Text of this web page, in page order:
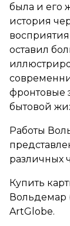
была и его
история
оставил
фронтовые
бытовой
Работы
различных
Купить
Вольдемар
ArtGlobe.